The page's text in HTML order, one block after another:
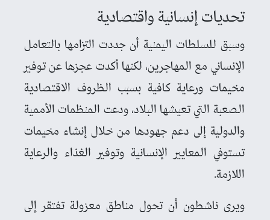
تحديات إنسانية واقتصادية
وسبق للسلطات اليمنية أن جددت التزامها بالتعامل
الإنساني مع المهاجرين، لكنها أكدت عجزها عن توفير
مخيمات ورعاية كافية بسبب الظروف الاقتصادية
الصعبة التي تعيشها البلاد، ودعت المنظمات الأممية
والدولية إلى دعم جهودها من خلال إنشاء مخيمات
تستوفي المعايير الإنسانية وتوفير الغذاء والرعاية
اللازمة.
ويرى ناشطون أن تحول مناطق معزولة تفتقر إلى